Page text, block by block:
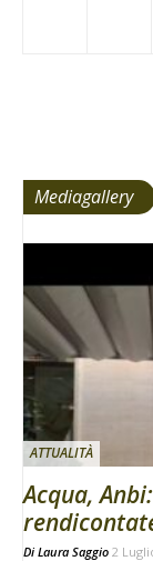
Mediagallery
ATTUALITÀ
Acqua,
Di Laura Saggio 2